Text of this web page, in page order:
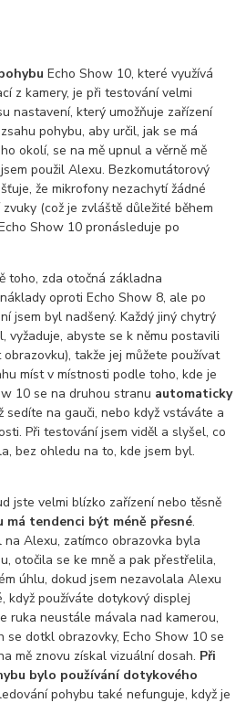
Echo Show 10, které využívá
z kamery, je při testování velmi
nastavení, který umožňuje zařízení
pohybu, aby určil, jak se má
okolí, se na mě upnul a věrně mě
použil Alexu. Bezkomutátorový
že mikrofony nezachytí žádné
(což je zvláště důležité během
Show 10 pronásleduje po
toho, zda otočná základna
oproti Echo Show 8, ale po
jsem byl nadšený. Každý jiný chytrý
vyžaduje, abyste se k němu postavili
takže jej můžete používat
míst v místnosti podle toho, kde je
10 se na druhou stranu automaticky
sedíte na gauči, nebo když vstáváte a
Při testování jsem viděl a slyšel, co
bez ohledu na to, kde jsem byl.
jste velmi blízko zařízení nebo těsně
má tendenci být méně přesné.
Alexu, zatímco obrazovka byla
otočila se ke mně a pak přestřelila,
úhlu, dokud jsem nezavolala Alexu
když používáte dotykový displej
ruka neustále mávala nad kamerou,
se dotkl obrazovky, Echo Show 10 se
mě znovu získal vizuální dosah. Při
bylo používání dotykového
pohybu také nefunguje, když je